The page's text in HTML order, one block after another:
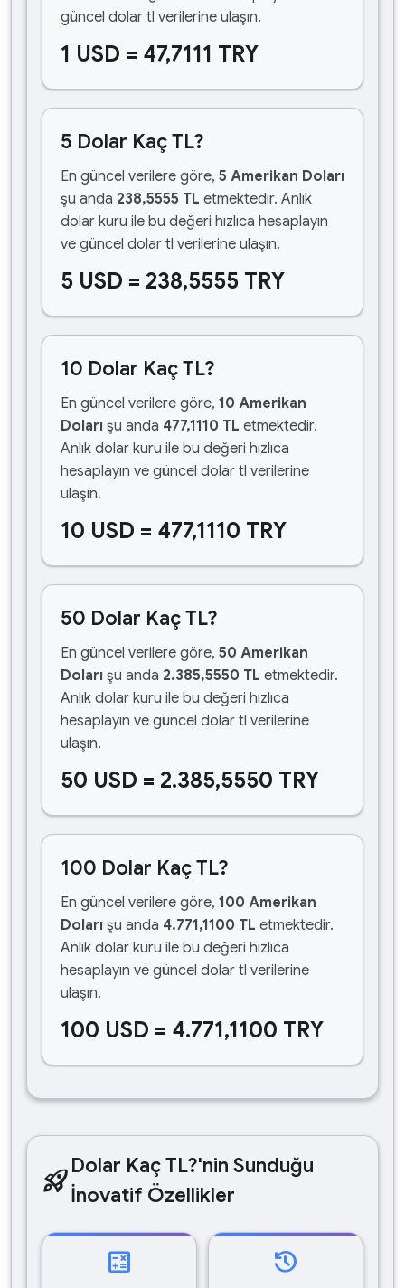
güncel dolar tl verilerine ulaşın.
1 USD = 47,7111 TRY
5 Dolar Kaç TL?
En güncel verilere göre, 5 Amerikan Doları
şu anda 238,5555 TL etmektedir. Anlık
dolar kuru ile bu değeri hızlıca hesaplayın
ve güncel dolar tl verilerine ulaşın.
5 USD = 238,5555 TRY
10 Dolar Kaç TL?
En güncel verilere göre, 10 Amerikan
Doları şu anda 477,1110 TL etmektedir.
Anlık dolar kuru ile bu değeri hızlıca
hesaplayın ve güncel dolar tl verilerine
ulaşın.
10 USD = 477,1110 TRY
50 Dolar Kaç TL?
En güncel verilere göre, 50 Amerikan
Doları şu anda 2.385,5550 TL etmektedir.
Anlık dolar kuru ile bu değeri hızlıca
hesaplayın ve güncel dolar tl verilerine
ulaşın.
50 USD = 2.385,5550 TRY
100 Dolar Kaç TL?
En güncel verilere göre, 100 Amerikan
Doları şu anda 4.771,1100 TL etmektedir.
Anlık dolar kuru ile bu değeri hızlıca
hesaplayın ve güncel dolar tl verilerine
ulaşın.
100 USD = 4.771,1100 TRY
rocket_launchDolar Kaç TL?'nin Sunduğu
İnovatif Özellikler
calculate history